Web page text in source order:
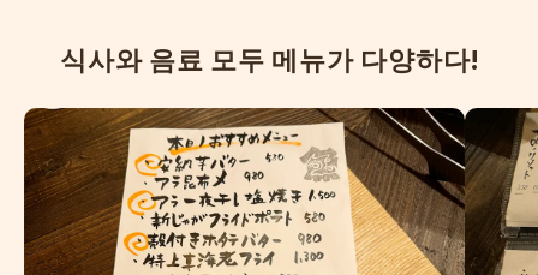
식사와 음료 모두 메뉴가 다양하다!